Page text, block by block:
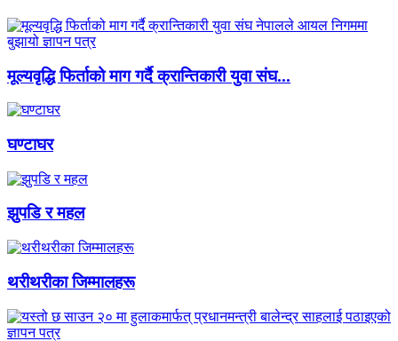
मूल्यवृद्धि फिर्ताको माग गर्दै क्रान्तिकारी युवा संघ...
घण्टाघर
झुपडि र महल
थरीथरीका जिम्मालहरू